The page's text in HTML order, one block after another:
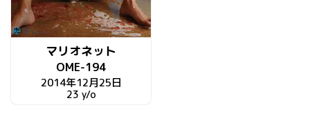
マリオネット
OME-194
2014年12月25日
23 y/o